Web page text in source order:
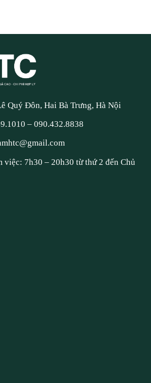
Quý Đôn, Hai Bà Trưng, Hà Nội
–090.432.8838
việc: 7h30 – 20h30 từ thứ 2 đến Chủ